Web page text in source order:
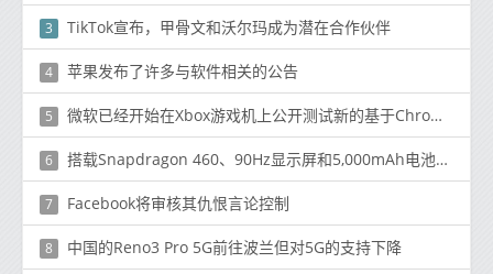
3 TikTok宣布，甲骨文和沃尔玛成为潜在合作伙伴
4 苹果发布了许多与软件相关的公告
5 微软已经开始在Xbox游戏机上公开测试新的基于Chromium的Edge浏览器
6 搭载Snapdragon 460、90Hz显示屏和5,000mAh电池的OPPO A53正式发售。12,990
7 Facebook将审核其仇恨言论控制
8 中国的Reno3 Pro 5G前往波兰但对5G的支持下降